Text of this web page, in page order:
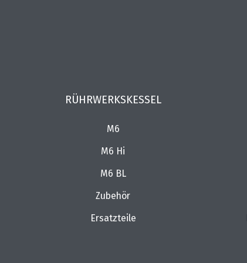
RÜHRWERKSKESSEL
M6
M6 Hi
M6 BL
Zubehör
Ersatzteile